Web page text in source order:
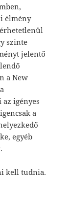
élmény
szinte
jelentő
a New
igényes
a
egyéb
kell tudnia.